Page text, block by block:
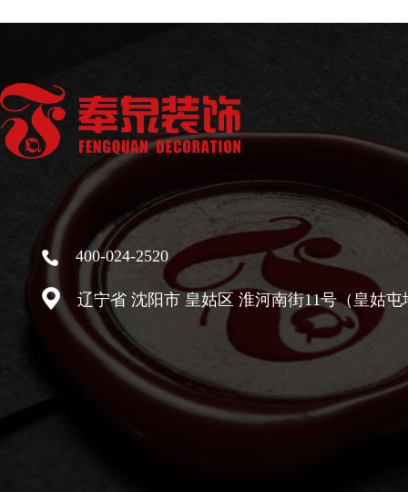
400-024-2520
辽宁省 沈阳市 皇姑区 淮河南街11号（皇姑